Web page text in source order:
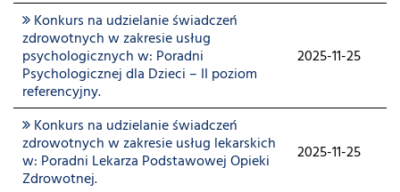
Konkurs na udzielanie świadczeń
zdrowotnych w zakresie usług
psychologicznych w: Poradni
Psychologicznej dla Dzieci – II poziom
referencyjny.
2025-11-25
Konkurs na udzielanie świadczeń
zdrowotnych w zakresie usług lekarskich
w: Poradni Lekarza Podstawowej Opieki
Zdrowotnej.
2025-11-25